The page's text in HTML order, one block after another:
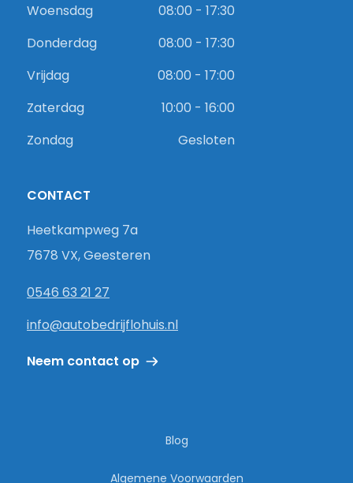
Woensdag
08:00 - 17:30
Donderdag
08:00 - 17:30
Vrijdag
08:00 - 17:00
Zaterdag
10:00 - 16:00
Zondag
Gesloten
CONTACT
Heetkampweg 7a
7678 VX, Geesteren
0546 63 21 27
info@autobedrijflohuis.nl
Neem contact op
Blog
Algemene Voorwaarden